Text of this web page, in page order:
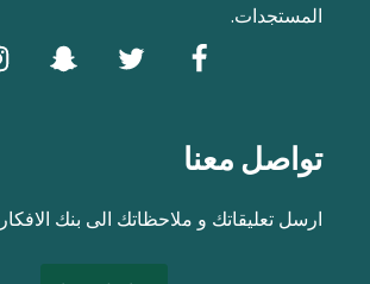
المستجدات.
تواصل معنا
ارسل تعليقاتك و ملاحظاتك الى بنك